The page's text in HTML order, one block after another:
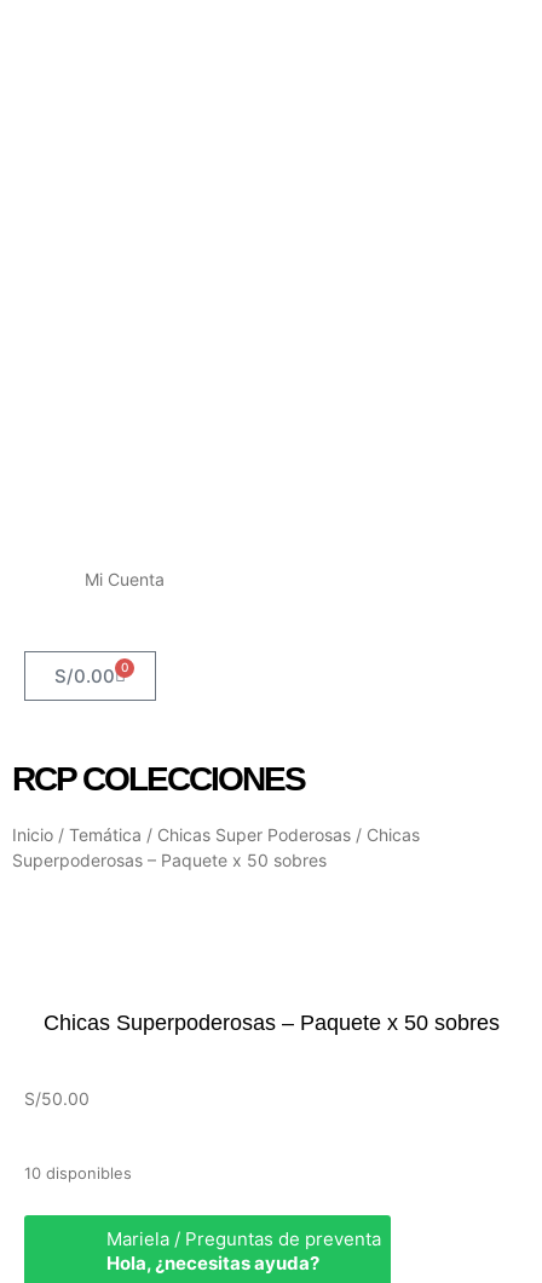
Mi Cuenta
S/0.00 0
RCP COLECCIONES
Inicio / Temática / Chicas Super Poderosas / Chicas
Superpoderosas – Paquete x 50 sobres
Chicas Superpoderosas – Paquete x 50 sobres
S/50.00
10 disponibles
Mariela / Preguntas de preventa
Hola, ¿necesitas ayuda?